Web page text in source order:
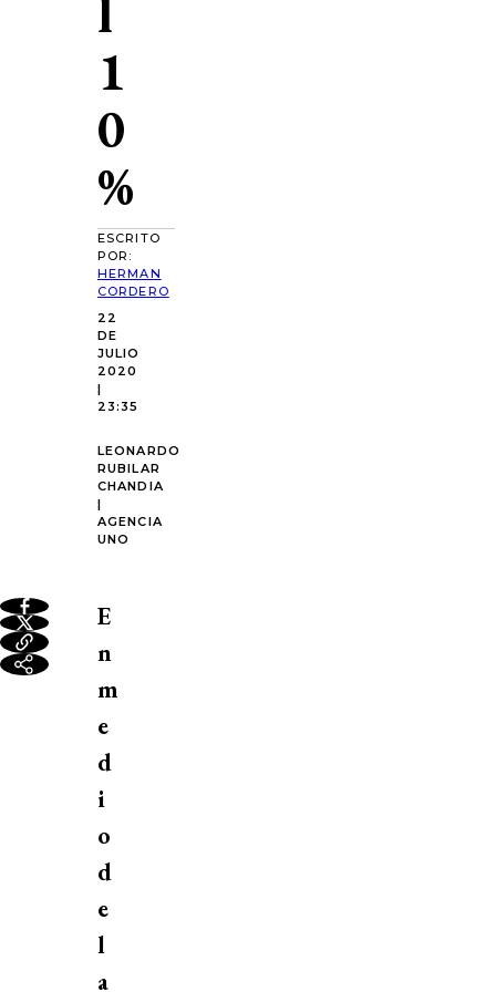
1
0
%
ESCRITO
POR:
HERMAN
CORDERO
22
DE
JULIO
2020
|
23:35
LEONARDO
RUBILAR
CHANDIA
|
AGENCIA
UNO
E
n
m
e
d
i
o
d
e
l
a